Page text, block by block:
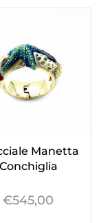
Manetta
Conchiglia
€545,00